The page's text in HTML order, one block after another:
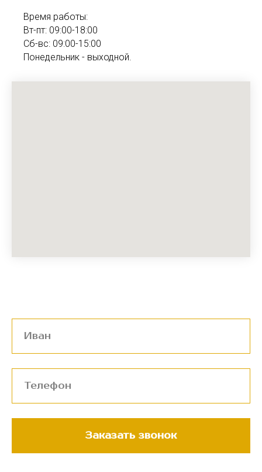
Время работы:
Вт-пт: 09:00-18:00
Сб-вс: 09:00-15:00
Понедельник - выходной.
Заказать звонок